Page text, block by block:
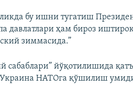
бу ишни тугатиш
давлатлари ҳам бироз
зиммасида.”
сабаблари” йўқотилишида
Украина НАТОга қўшилиш